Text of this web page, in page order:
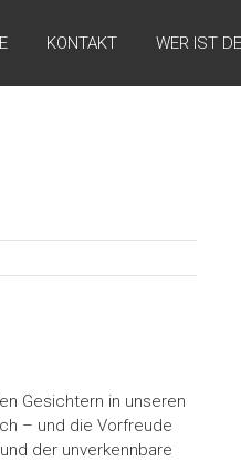
KONTAKT WER IST
Gesichtern in unseren
– und die Vorfreude
der unverkennbare